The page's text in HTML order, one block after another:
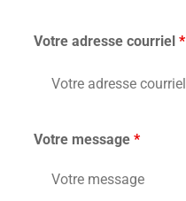
Votre adresse courriel *
Votre message *